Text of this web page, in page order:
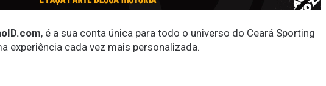
, é a sua conta única para todo o universo do Ceará Sporting
experiência cada vez mais personalizada.